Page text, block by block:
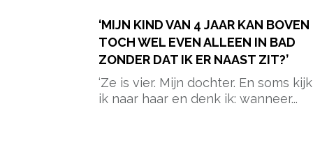
‘MIJN KIND VAN 4 JAAR KAN BOVEN
TOCH WEL EVEN ALLEEN IN BAD
ZONDER DAT IK ER NAAST ZIT?’
‘Ze is vier. Mijn dochter. En soms kijk
ik naar haar en denk ik: wanneer...